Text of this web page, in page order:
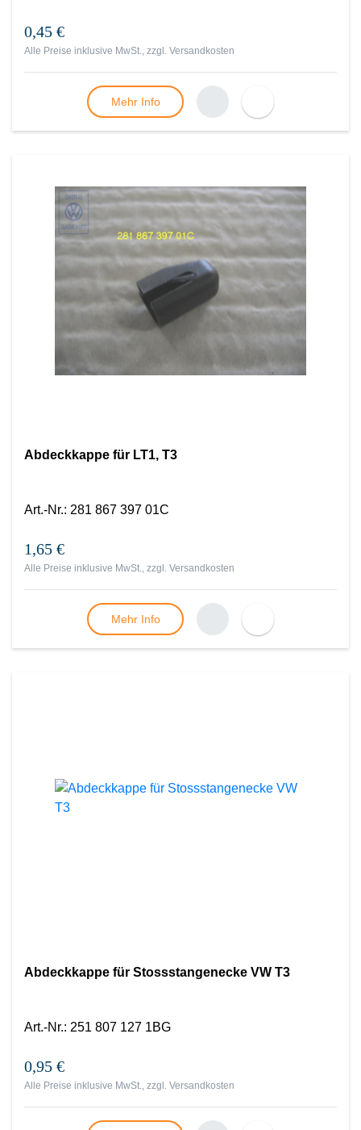
0,45 €
Alle Preise inklusive MwSt., zzgl. Versandkosten
Mehr Info
Abdeckkappe für LT1, T3
Art.-Nr.: 281 867 397 01C
1,65 €
Alle Preise inklusive MwSt., zzgl. Versandkosten
Mehr Info
Abdeckkappe für Stossstangenecke VW T3
Art.-Nr.: 251 807 127 1BG
0,95 €
Alle Preise inklusive MwSt., zzgl. Versandkosten